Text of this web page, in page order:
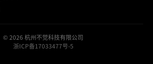
© 2026 杭州不觉科技有限公司
浙ICP备17033477号-5